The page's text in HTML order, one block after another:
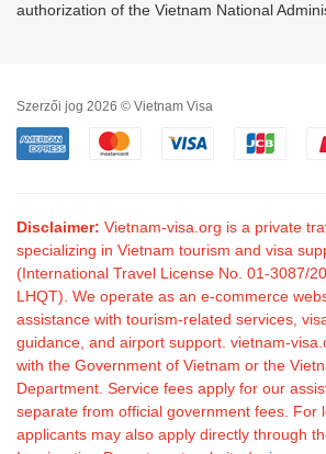
authorization of the Vietnam National
Szerzői jog 2026 © Vietnam Visa
Disclaimer: Vietnam-visa.org is a private
specializing in Vietnam tourism and visa
(International Travel License No. 01-3087/
LHQT). We operate as an e-commerce
assistance with tourism-related services,
guidance, and airport support. vietnam-
with the Government of Vietnam or the
Department. Service fees apply for our
separate from official government fees. For
applicants may also apply directly through